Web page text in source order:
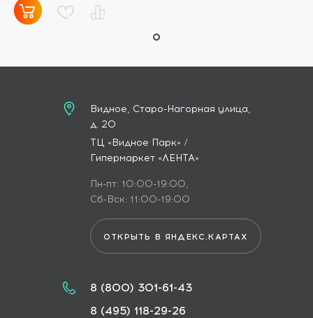
Видное, Старо-Нагорная улица,
д. 20
ТЦ «Видное Парк» /
Гипермаркет «ЛЕНТА»
Пн-пт: 10:00-19:00,
Сб-Вск: 11:00-19:00
ОТКРЫТЬ В ЯНДЕКС.КАРТАХ
8 (800) 301-61-43
8 (495) 118-29-26